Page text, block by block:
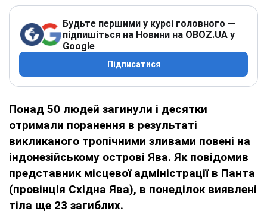
Будьте першими у курсі головного —
підпишіться на Новини на OBOZ.UA у
Google
Підписатися
Понад 50 людей загинули і десятки
отримали поранення в результаті
викликаного тропічними зливами повені на
індонезійському острові Ява. Як повідомив
представник місцевої адміністрації в Панта
(провінція Східна Ява), в понеділок виявлені
тіла ще 23 загиблих.